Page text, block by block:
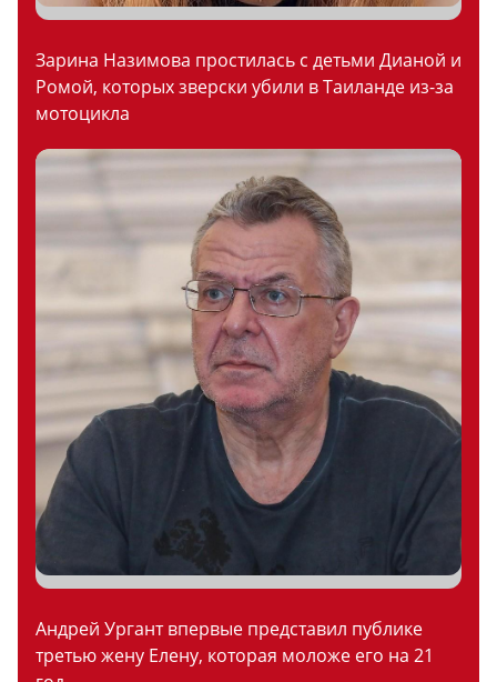
Зарина Назимова простилась с детьми Дианой и
Ромой, которых зверски убили в Таиланде из-за
мотоцикла
Андрей Ургант впервые представил публике
третью жену Елену, которая моложе его на 21